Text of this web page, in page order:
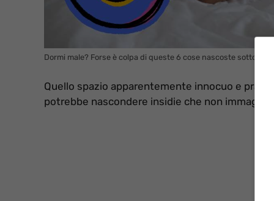
Dormi male? Forse è colpa di queste 6 cose nascoste sotto il
Quello spazio apparentemente innocuo e
potrebbe nascondere insidie che non